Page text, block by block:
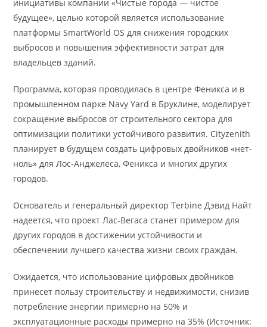
инициативы компании «Чистые города — чистое
будущее», целью которой является использование
платформы SmartWorld OS для снижения городских
выбросов и повышения эффективности затрат для
владельцев зданий.
Программа, которая проводилась в центре Феникса и в
промышленном парке Navy Yard в Бруклине, моделирует
сокращение выбросов от строительного сектора для
оптимизации политики устойчивого развития. Cityzenith
планирует в будущем создать цифровых двойников «нет-
ноль» для Лос-Анджелеса, Феникса и многих других
городов.
Основатель и генеральный директор Terbine Дэвид Найт
надеется, что проект Лас-Вегаса станет примером для
других городов в достижении устойчивости и
обеспечении лучшего качества жизни своих граждан.
Ожидается, что использование цифровых двойников
принесет пользу строительству и недвижимости, снизив
потребление энергии примерно на 50% и
эксплуатационные расходы примерно на 35% (Источник: